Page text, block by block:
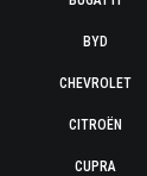
BYD
CHEVROLET
CITROËN
CUPRA